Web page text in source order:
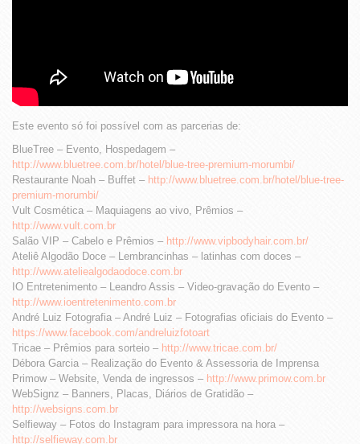
Este evento só foi possível com as parcerias de:
BlueTree – Evento, Hospedagem –
http://www.bluetree.com.br/hotel/blue-tree-premium-morumbi/
Restaurante Noah – Buffet – http://www.bluetree.com.br/hotel/blue-tree-
premium-morumbi/
Vult Cosmética – Maquiagens ao vivo, Prêmios –
http://www.vult.com.br
Salão VIP – Cabelo e Prêmios – http://www.vipbodyhair.com.br/
Ateliê Algodão Doce – Lembrancinhas – latinhas com doces –
http://www.ateliealgodaodoce.com.br
IO Entretenimento – Leandro Assis – Video-gravação do Evento –
http://www.ioentretenimento.com.br
André Luiz Fotografia – André Luiz – Fotografias oficiais do Evento –
https://www.facebook.com/andreluizfotoart
Tricae – Prêmios para sorteio – http://www.tricae.com.br/
Débora Garcia – Realização do Evento & Assessoria de Imprensa
Primow – Website, Venda de ingressos – http://www.primow.com.br
WebSignz – Banners, Placas, Diários de Gratidão –
http://websigns.com.br
Selfieway – Fotos do Instagram para impressora na hora –
http://selfieway.com.br